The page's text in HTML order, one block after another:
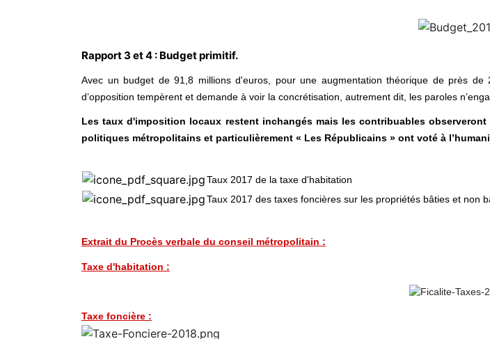
Rapport 3 et 4 : Budget primitif.
Avec un budget de 91,8 millions d'euros, pour une augmentation théorique de près
d’opposition tempèrent et demande à voir la concrétisation, autrement dit, les paroles
Les taux d'imposition locaux restent inchangés mais les contribuables
politiques métropolitains et particulièrement « Les Républicains » ont voté à
Taux 2017 de la taxe d'habitation
Taux 2017 des taxes foncières sur les propriétés bâties et non
Extrait du Procès verbale du conseil métropolitain :
Taxe d'habitation :
Taxe foncière :